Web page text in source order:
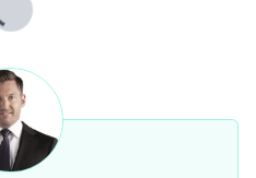
Lade...